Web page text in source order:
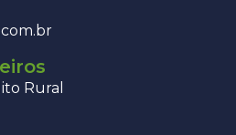
Rural